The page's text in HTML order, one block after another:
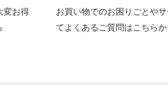
変お得
お買い物でのお困りごとや
てよくあるご質問はこちらか